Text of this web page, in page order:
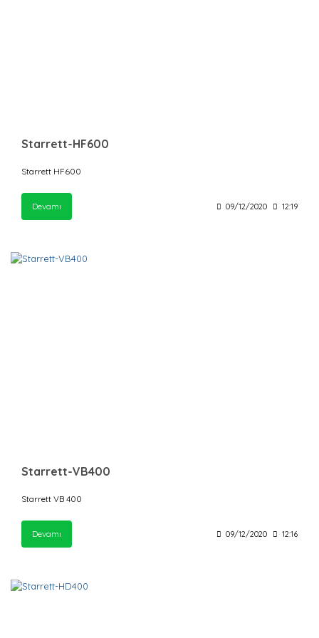
Starrett-HF600
Starrett HF600
Devamı 09/12/2020 12:19
Starrett-VB400
Starrett VB 400
Devamı 09/12/2020 12:16